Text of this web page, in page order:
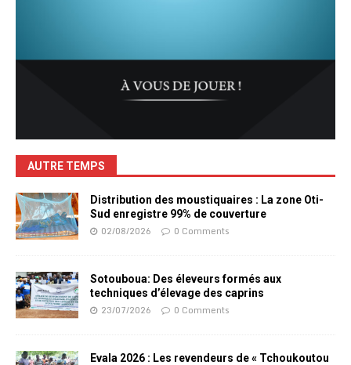
AUTRE TEMPS
Distribution des moustiquaires : La zone Oti-
Sud enregistre 99% de couverture
02/08/2026 0 Comments
Sotouboua: Des éleveurs formés aux
techniques d’élevage des caprins
23/07/2026 0 Comments
Evala 2026 : Les revendeurs de « Tchoukoutou